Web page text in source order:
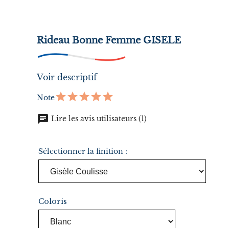
Rideau Bonne Femme GISELE
Voir descriptif
Note
chat Lire les avis utilisateurs (1)
Sélectionner la finition :
Coloris